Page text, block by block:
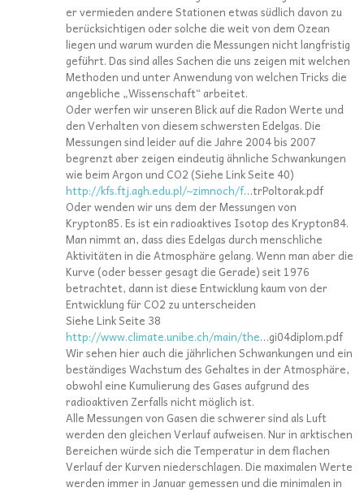
er vermieden andere Stationen etwas südlich davon zu
berücksichtigen oder solche die weit von dem Ozean
liegen und warum wurden die Messungen nicht langfristig
geführt. Das sind alles Sachen die uns zeigen mit welchen
Methoden und unter Anwendung von welchen Tricks die
angebliche „Wissenschaft“ arbeitet.
Oder werfen wir unseren Blick auf die Radon Werte und
den Verhalten von diesem schwersten Edelgas. Die
Messungen sind leider auf die Jahre 2004 bis 2007
begrenzt aber zeigen eindeutig ähnliche Schwankungen
wie beim Argon und CO2 (Siehe Link Seite 40)
http://kfs.ftj.agh.edu.pl/~zimnoch/f…trPoltorak.pdf
Oder wenden wir uns dem der Messungen von
Krypton85. Es ist ein radioaktives Isotop des Krypton84.
Man nimmt an, dass dies Edelgas durch menschliche
Aktivitäten in die Atmosphäre gelang. Wenn man aber die
Kurve (oder besser gesagt die Gerade) seit 1976
betrachtet, dann ist diese Entwicklung kaum von der
Entwicklung für CO2 zu unterscheiden
Siehe Link Seite 38
http://www.climate.unibe.ch/main/the…gi04diplom.pdf
Wir sehen hier auch die jährlichen Schwankungen und ein
beständiges Wachstum des Gehaltes in der Atmosphäre,
obwohl eine Kumulierung des Gases aufgrund des
radioaktiven Zerfalls nicht möglich ist.
Alle Messungen von Gasen die schwerer sind als Luft
werden den gleichen Verlauf aufweisen. Nur in arktischen
Bereichen würde sich die Temperatur in dem flachen
Verlauf der Kurven niederschlagen. Die maximalen Werte
werden immer in Januar gemessen und die minimalen in